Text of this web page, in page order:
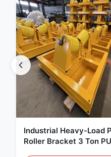
Industrial Heavy-Load
Roller Bracket 3 Ton